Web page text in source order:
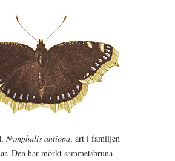
, Nymphalis antiopa, art i familjen
Den har mörkt sammetsbruna